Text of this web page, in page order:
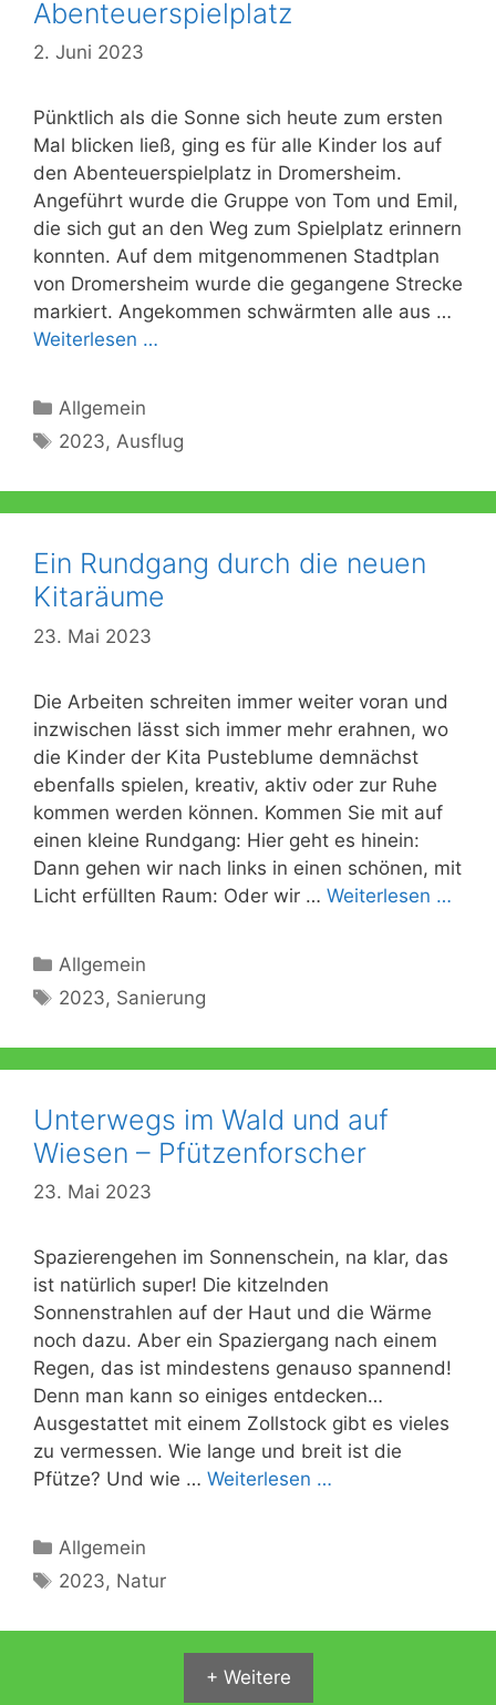
Abenteuerspielplatz
2. Juni 2023
Pünktlich als die Sonne sich heute zum ersten
Mal blicken ließ, ging es für alle Kinder los auf
den Abenteuerspielplatz in Dromersheim.
Angeführt wurde die Gruppe von Tom und Emil,
die sich gut an den Weg zum Spielplatz erinnern
konnten. Auf dem mitgenommenen Stadtplan
von Dromersheim wurde die gegangene Strecke
markiert. Angekommen schwärmten alle aus …
Weiterlesen …
Kategorien
Allgemein
Schlagwörter
2023,Ausflug
Ein Rundgang durch die neuen
Kitaräume
23. Mai 2023
Die Arbeiten schreiten immer weiter voran und
inzwischen lässt sich immer mehr erahnen, wo
die Kinder der Kita Pusteblume demnächst
ebenfalls spielen, kreativ, aktiv oder zur Ruhe
kommen werden können. Kommen Sie mit auf
einen kleine Rundgang: Hier geht es hinein:
Dann gehen wir nach links in einen schönen, mit
Licht erfüllten Raum: Oder wir … Weiterlesen …
Kategorien
Allgemein
Schlagwörter
2023, Sanierung
Unterwegs im Wald und auf
Wiesen – Pfützenforscher
23. Mai 2023
Spazierengehen im Sonnenschein, na klar, das
ist natürlich super! Die kitzelnden
Sonnenstrahlen auf der Haut und die Wärme
noch dazu. Aber ein Spaziergang nach einem
Regen, das ist mindestens genauso spannend!
Denn man kann so einiges entdecken…
Ausgestattet mit einem Zollstock gibt es vieles
zu vermessen. Wie lange und breit ist die
Pfütze? Und wie … Weiterlesen …
Kategorien
Allgemein
Schlagwörter
2023, Natur
+ Weitere